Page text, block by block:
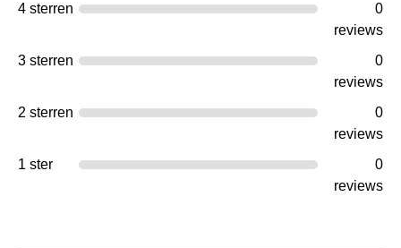
4 sterren
0
reviews
3 sterren
0
reviews
2 sterren
0
reviews
1 ster
0
reviews